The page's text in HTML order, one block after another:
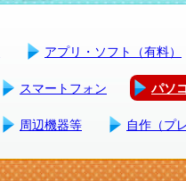
アプリ・ソフト（有料）
スマートフォン パソ
周辺機器等 自作（プ